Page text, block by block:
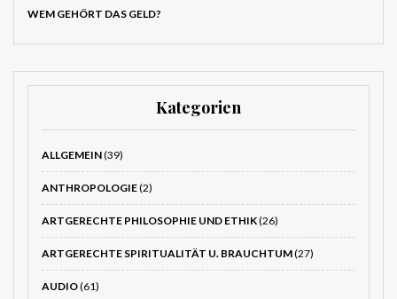
WEM GEHÖRT DAS GELD?
Kategorien
ALLGEMEIN(39)
ANTHROPOLOGIE(2)
ARTGERECHTE PHILOSOPHIE UND ETHIK(26)
ARTGERECHTE SPIRITUALITÄT U. BRAUCHTUM(27)
AUDIO(61)